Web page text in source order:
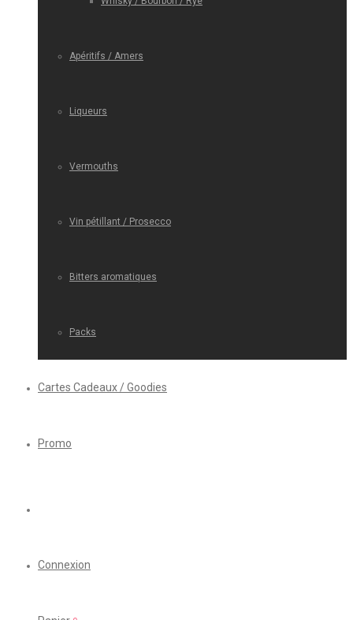
Apéritifs / Amers
Liqueurs
Vermouths
Vin pétillant / Prosecco
Bitters aromatiques
Packs
Cartes Cadeaux / Goodies
Promo
Connexion